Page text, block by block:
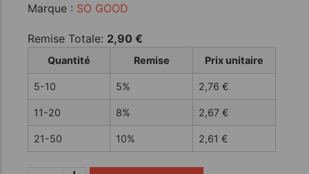
Marque : SO GOOD
Remise Totale: 2,90 €
Quantité Remise Prix unitaire
5-10 5% 2,76 €
11-20 8% 2,67 €
21-50 10% 2,61 €